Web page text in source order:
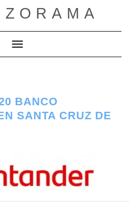
Cambiar modo de navegación
BANCO
SANTA CRUZ DE